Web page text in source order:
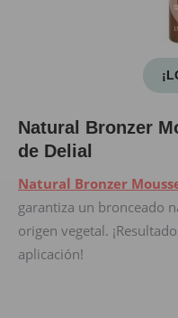
Natural Bronzer
de Delial
Natural Bronzer
garantiza un bronceado
origen vegetal.
aplicación!